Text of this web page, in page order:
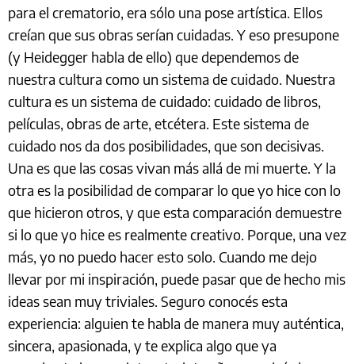
para el crematorio, era sólo una pose artística. Ellos
creían que sus obras serían cuidadas. Y eso presupone
(y Heidegger habla de ello) que dependemos de
nuestra cultura como un sistema de cuidado. Nuestra
cultura es un sistema de cuidado: cuidado de libros,
películas, obras de arte, etcétera. Este sistema de
cuidado nos da dos posibilidades, que son decisivas.
Una es que las cosas vivan más allá de mi muerte. Y la
otra es la posibilidad de comparar lo que yo hice con lo
que hicieron otros, y que esta comparación demuestre
si lo que yo hice es realmente creativo. Porque, una vez
más, yo no puedo hacer esto solo. Cuando me dejo
llevar por mi inspiración, puede pasar que de hecho mis
ideas sean muy triviales. Seguro conocés esta
experiencia: alguien te habla de manera muy auténtica,
sincera, apasionada, y te explica algo que ya